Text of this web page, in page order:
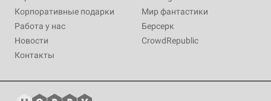
Корпоративные подарки
Работа у нас
Новости
Контакты
Мир фантастики
Берсерк
CrowdRepublic